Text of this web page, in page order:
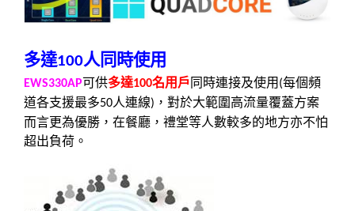
多達100人同時使用
EWS330AP可供多達100名用戶 同時連接及使用 (每個頻
道各支援最多50人連線) ，對於大範圍高流量覆蓋方案
而言更為優勝，在餐廳，禮堂等人數較多的地方亦不怕
超出負荷。